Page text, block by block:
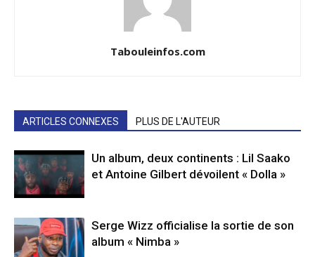
Tabouleinfos.com
ARTICLES CONNEXES PLUS DE L'AUTEUR
Un album, deux continents : Lil Saako
et Antoine Gilbert dévoilent « Dolla »
Serge Wizz officialise la sortie de son
album « Nimba »